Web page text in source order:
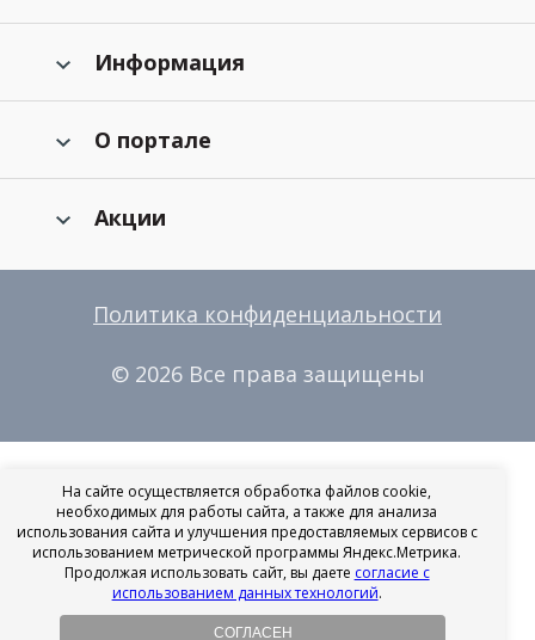
Информация
О портале
Акции
Политика конфиденциальности
© 2026 Все права защищены
На сайте осуществляется обработка файлов cookie,
необходимых для работы сайта, а также для анализа
использования сайта и улучшения предоставляемых сервисов с
использованием метрической программы Яндекс.Метрика.
Продолжая использовать сайт, вы даете согласие с
использованием данных технологий.
СОГЛАСЕН